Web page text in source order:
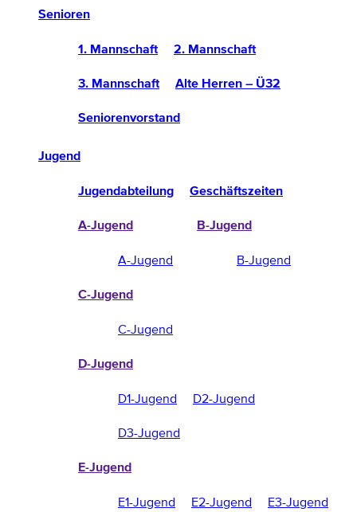
Senioren
1. Mannschaft 2. Mannschaft
3. Mannschaft Alte Herren – Ü32
Seniorenvorstand
Jugend
Jugendabteilung Geschäftszeiten
A-Jugend
A-Jugend
B-Jugend
B-Jugend
C-Jugend
C-Jugend
D-Jugend
D1-Jugend
D2-Jugend
D3-Jugend
E-Jugend
E1-Jugend E2-Jugend E3-Jugend